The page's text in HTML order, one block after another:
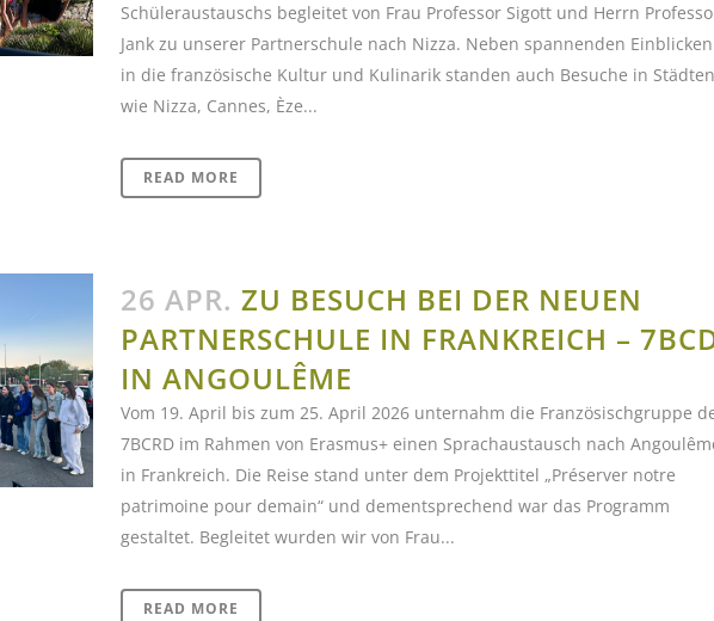
Schüleraustauschs begleitet von Frau Professor Sigott und Herrn
Jank zu unserer Partnerschule nach Nizza. Neben spannenden Einblicken
in die französische Kultur und Kulinarik standen auch Besuche in Städten
wie Nizza, Cannes, Èze...
READ MORE
26 APR. ZU BESUCH BEI DER NEUEN
PARTNERSCHULE IN FRANKREICH –
IN ANGOULÊME
Vom 19. April bis zum 25. April 2026 unternahm die Französischgruppe
7BCRD im Rahmen von Erasmus+ einen Sprachaustausch nach
in Frankreich. Die Reise stand unter dem Projekttitel „Préserver notre
patrimoine pour demain“ und dementsprechend war das Programm
gestaltet. Begleitet wurden wir von Frau...
READ MORE